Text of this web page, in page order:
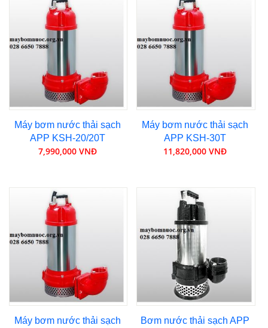
Máy bơm nước thải sạch
APP KSH-20/20T
7,990,000 VNĐ
Máy bơm nước thải sạch
APP KSH-30T
11,820,000 VNĐ
Máy bơm nước thải sạch
Bơm nước thải sạch APP